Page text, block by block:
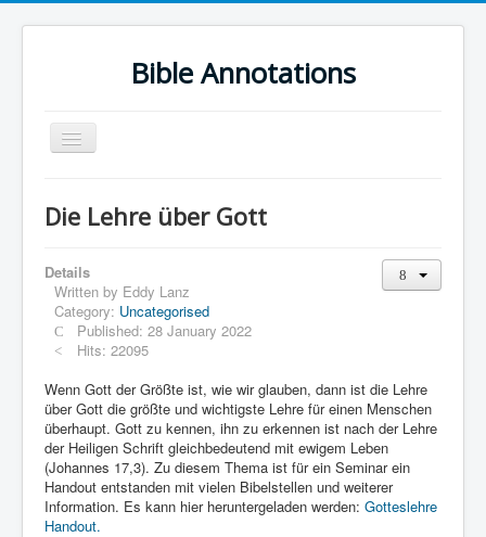
Bible Annotations
Toggle
Navigation
Urdu Geo Version
English
Urdu
Deutsch
Greek NT
Book Corner
Links
Linux and Open Source
Die Lehre über Gott
Details
Written by Eddy Lanz
Category: Uncategorised
Published: 28 January 2022
Hits: 22095
Wenn Gott der Größte ist, wie wir glauben, dann ist die Lehre
über Gott die größte und wichtigste Lehre für einen Menschen
überhaupt. Gott zu kennen, ihn zu erkennen ist nach der Lehre
der Heiligen Schrift gleichbedeutend mit ewigem Leben
(Johannes 17,3). Zu diesem Thema ist für ein Seminar ein
Handout entstanden mit vielen Bibelstellen und weiterer
Information. Es kann hier heruntergeladen werden: Gotteslehre
Handout.